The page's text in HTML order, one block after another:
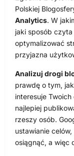
Polskiej
Analytics. W
jaki sposób
optymalizować
przyjazna
Analizuj drogi
prawdę o tym,
interesuje
najlepiej
rzeszy osób.
ustawianie
osiągnąć, a więc